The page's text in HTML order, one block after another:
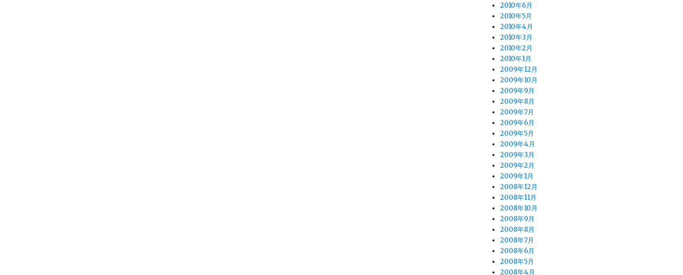
2010年6月
2010年5月
2010年4月
2010年3月
2010年2月
2010年1月
2009年12月
2009年10月
2009年9月
2009年8月
2009年7月
2009年6月
2009年5月
2009年4月
2009年3月
2009年2月
2009年1月
2008年12月
2008年11月
2008年10月
2008年9月
2008年8月
2008年7月
2008年6月
2008年5月
2008年4月